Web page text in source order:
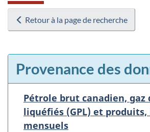
Retour à la page de recherche
Provenance des
Pétrole brut canadien, gaz
liquéfiés (GPL) et
mensuels